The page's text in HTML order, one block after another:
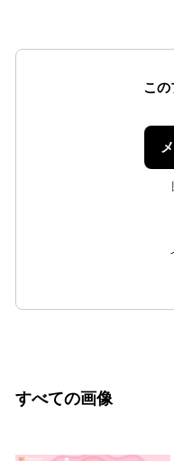
この
すべての画像